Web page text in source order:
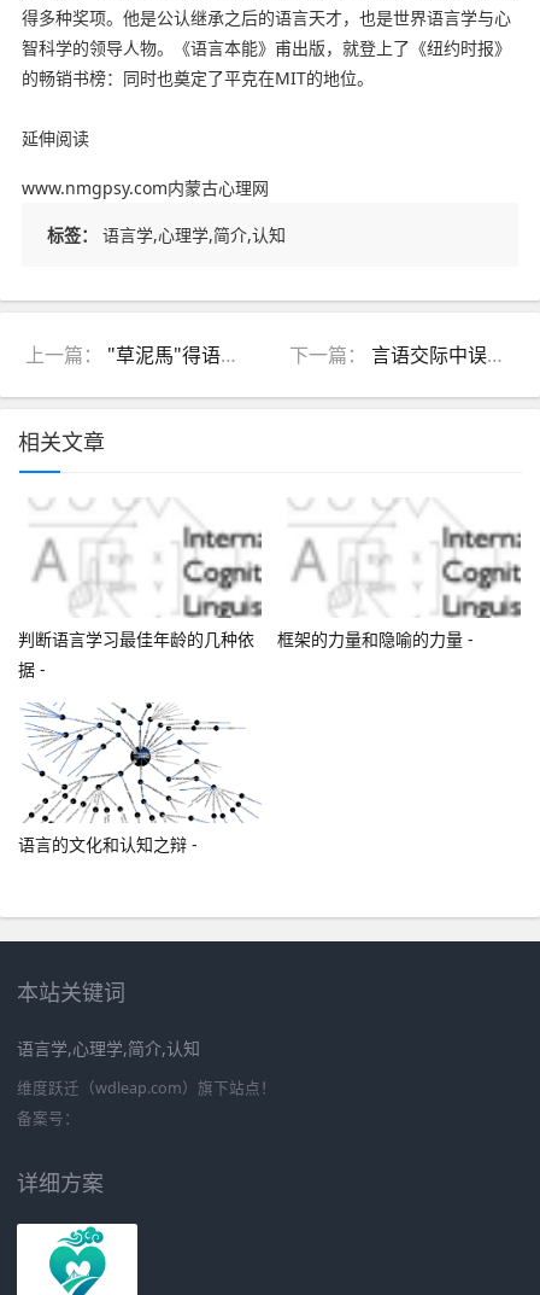
得多种奖项。他是公认继承之后的语言天才，也是世界语言学与心
智科学的领导人物。《语言本能》甫出版，就登上了《纽约时报》
的畅销书榜：同时也奠定了平克在MIT的地位。
延伸阅读
www.nmgpsy.com内蒙古心理网
标签： 语言学,心理学,简介,认知
上一篇： "草泥馬"得语言心理学 - 下一篇：言语交际中误解的认知成因Cognitive Analysis of Mis
相关文章
判断语言学习最佳年龄的几种依
据 -
框架的力量和隐喻的力量 -
语言的文化和认知之辩 -
本站关键词
语言学,心理学,简介,认知
维度跃迁（wdleap.com）旗下站点！
备案号：
详细方案